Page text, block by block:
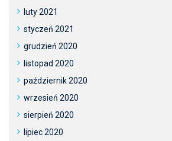
luty 2021
styczeń 2021
grudzień 2020
listopad 2020
październik 2020
wrzesień 2020
sierpień 2020
lipiec 2020